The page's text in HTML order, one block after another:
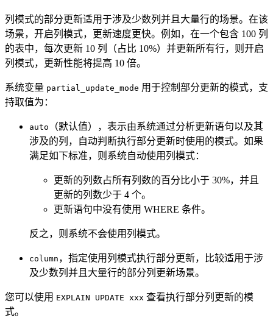
列模式的部分更新适用于涉及少数列并且大量行的场景。在该
场景，开启列模式，更新速度更快。例如，在一个包含 100 列
的表中，每次更新 10 列（占比 10%）并更新所有行，则开启
列模式，更新性能将提高 10 倍。
系统变量 partial_update_mode 用于控制部分更新的模式，支
持取值为：
auto
（默认值），表示由系统通过分析更新语句以及其
涉及的列，自动判断执行部分更新时使用的模式。如果
满足如下标准，则系统自动使用列模式：
更新的列数占所有列数的百分比小于 30%，并且
更新的列数少于 4 个。
更新语句中没有使用 WHERE 条件。
反之，则系统不会使用列模式。
column ，指定使用列模式执行部分更新，比较适用于涉
及少数列并且大量行的部分列更新场景。
您可以使用 EXPLAIN UPDATE xxx 查看执行部分列更新的模
式。